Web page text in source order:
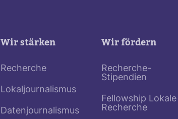
Wir stärken
Recherche
Lokaljournalismus
Datenjournalismus
Wir fördern
Recherche-
Stipendien
Fellowship Lokale
Recherche